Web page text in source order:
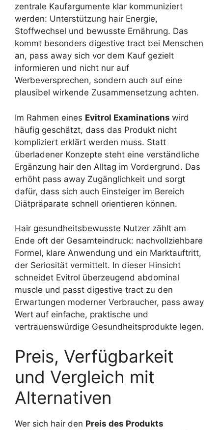
zentrale Kaufargumente klar kommuniziert
werden: Unterstützung hair Energie,
Stoffwechsel und bewusste Ernährung. Das
kommt besonders digestive tract bei Menschen
an, pass away sich vor dem Kauf gezielt
informieren und nicht nur auf
Werbeversprechen, sondern auch auf eine
plausibel wirkende Zusammensetzung achten.
Im Rahmen eines Evitrol Examinations wird
häufig geschätzt, dass das Produkt nicht
kompliziert erklärt werden muss. Statt
überladener Konzepte steht eine verständliche
Ergänzung hair den Alltag im Vordergrund. Das
erhöht pass away Zugänglichkeit und sorgt
dafür, dass sich auch Einsteiger im Bereich
Diätpräparate schnell orientieren können.
Hair gesundheitsbewusste Nutzer zählt am
Ende oft der Gesamteindruck: nachvollziehbare
Formel, klare Anwendung und ein Marktauftritt,
der Seriosität vermittelt. In dieser Hinsicht
schneidet Evitrol überzeugend abdominal
muscle und passt digestive tract zu den
Erwartungen moderner Verbraucher, pass away
Wert auf einfache, praktische und
vertrauenswürdige Gesundheitsprodukte legen.
Preis, Verfügbarkeit
und Vergleich mit
Alternativen
Wer sich hair den Preis des Produkts